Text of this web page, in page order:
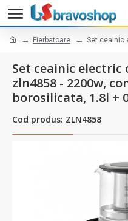
Fierbatoare Set ceainic
Set ceainic
zln4858 - 2200w,
borosilicata, 1.8l +
Cod produs: ZLN4858